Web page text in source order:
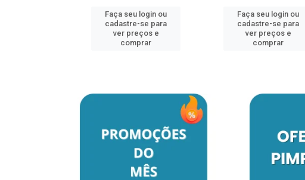
Faça seu login ou
cadastre-se para
ver preços e
comprar
Faça seu login ou
cadastre-se para
ver preços e
comprar